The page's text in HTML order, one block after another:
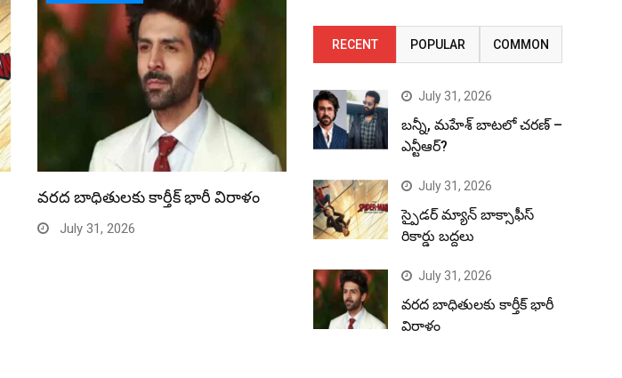
వరద బాధితులకు కార్తీక్ భారీ విరాళం
July 31, 2026
RECENT POPULAR COMMON
July 31, 2026
బన్నీ, మహేశ్ బాటలో చరణ్ –
ఎన్టీఆర్?
July 31, 2026
స్పైడర్ మ్యాన్ బాక్సాఫీస్
రికార్డు బద్దలు
July 31, 2026
వరద బాధితులకు కార్తీక్ భారీ
విరాళం